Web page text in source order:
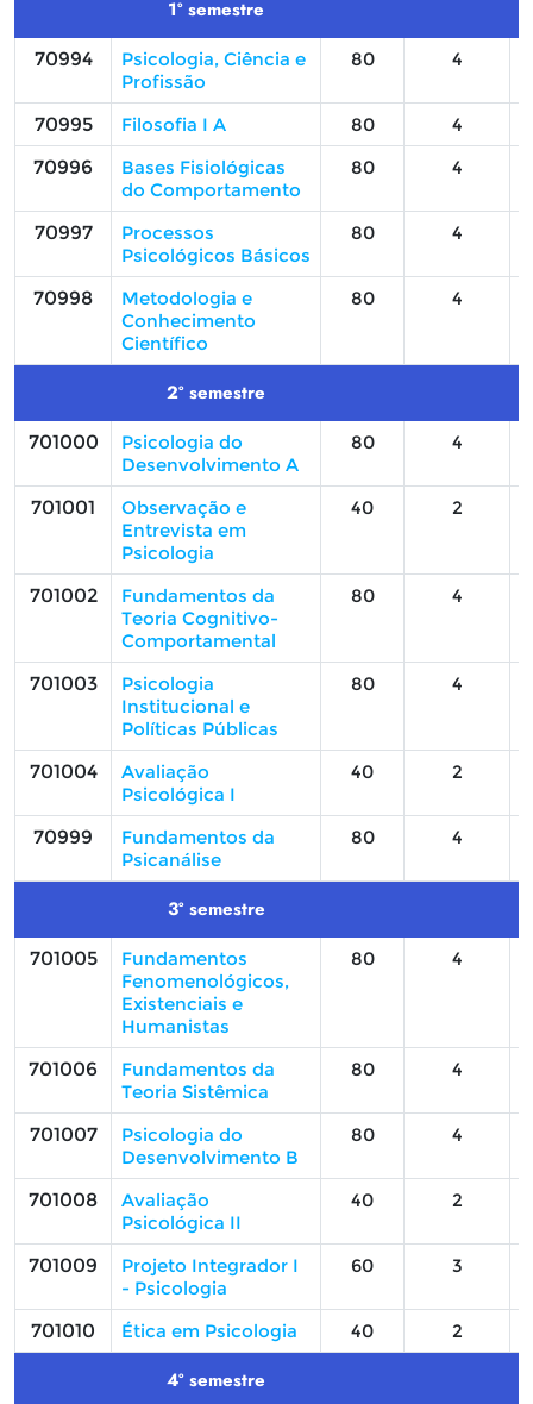
1º semestre
70994
Psicologia, Ciência e
Profissão
80 4
70995 Filosofia I A 80
4
70996
Bases Fisiológicas
do Comportamento
80 4
70997
Processos
Psicológicos Básicos
80 4
70998
Metodologia e
Conhecimento
Científico
80 4
2º semestre
701000
Psicologia do
Desenvolvimento A
80 4
701001
Observação e
Entrevista em
Psicologia
40 2
701002
Fundamentos da
Teoria Cognitivo-
Comportamental
80 4
701003
Psicologia
Institucional e
Políticas Públicas
80 4
701004
Avaliação
Psicológica I
40 2
70999
Fundamentos da
Psicanálise
80 4
3º semestre
701005
Fundamentos
Fenomenológicos,
Existenciais e
Humanistas
80 4
701006
Fundamentos da
Teoria Sistêmica
80 4
701007
Psicologia do
Desenvolvimento B
80 4
701008
Avaliação
Psicológica II
40 2
701009
Projeto Integrador I
- Psicologia
60 3
701010 Ética em Psicologia 40 2
4º semestre